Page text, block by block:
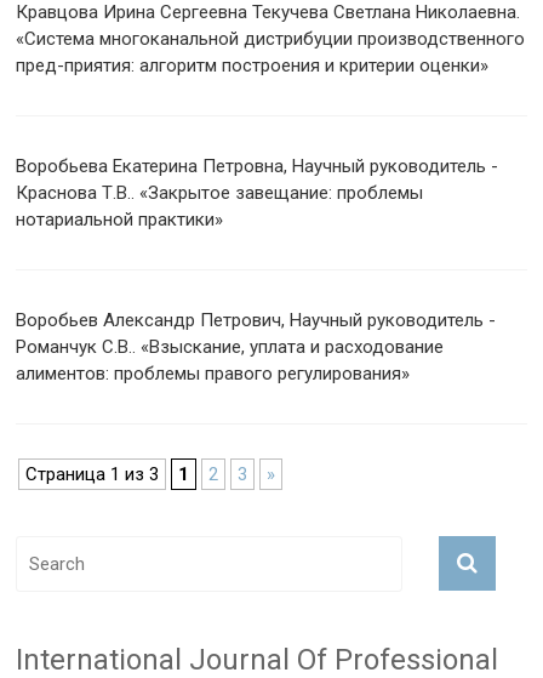
Кравцова Ирина Сергеевна Текучева Светлана Николаевна.
«Система многоканальной дистрибуции производственного
пред-приятия: алгоритм построения и критерии оценки»
Воробьева Екатерина Петровна, Научный руководитель -
Краснова Т.В.. «Закрытое завещание: проблемы
нотариальной практики»
Воробьев Александр Петрович, Научный руководитель -
Романчук С.В.. «Взыскание, уплата и расходование
алиментов: проблемы правого регулирования»
Страница 1 из 3 1 2 3 »
International Journal Of Professional